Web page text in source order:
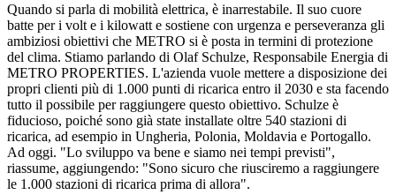
Quando si parla di mobilità elettrica, è inarrestabile. Il suo cuore
batte per i volt e i kilowatt e sostiene con urgenza e perseveranza gli
ambiziosi obiettivi che METRO si è posta in termini di protezione
del clima. Stiamo parlando di Olaf Schulze, Responsabile Energia di
METRO PROPERTIES. L'azienda vuole mettere a disposizione dei
propri clienti più di 1.000 punti di ricarica entro il 2030 e sta facendo
tutto il possibile per raggiungere questo obiettivo. Schulze è
fiducioso, poiché sono già state installate oltre 540 stazioni di
ricarica, ad esempio in Ungheria, Polonia, Moldavia e Portogallo.
Ad oggi. "Lo sviluppo va bene e siamo nei tempi previsti",
riassume, aggiungendo: "Sono sicuro che riusciremo a raggiungere
le 1.000 stazioni di ricarica prima di allora".